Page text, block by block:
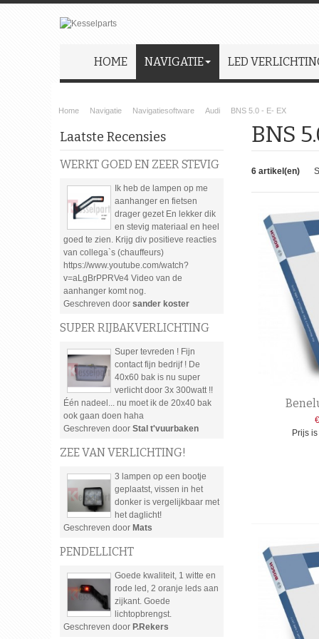
HOME NAVIGATIE LED
Home Navigatie Navigatiesoftware Audi BNS 5.0 - E- EX
BNS
6 artikel(en)
Prijs
Laatste Recensies
WERKT GOED EN ZEER STEVIG
Ik heb de lampen op me
aanhanger en fietsen
drager gezet En lekker dik
en stevig materiaal en heel
goed te zien. Krijg div positieve reacties
van collega`s (chauffeurs)
https://www.youtube.com/watch?
v=aLgBrPPRVe4 Video van de
aanhanger komt nog.
Geschreven door sander koster
SUPER RIJBAKVERLICHTING
Super tevreden ! Fijn
contact fijn bedrijf ! De
40x60 bak is nu super
verlicht door 3x 300watt !!
Één nadeel... nu moet ik de 20x40 bak
ook gaan doen haha
Geschreven door Stal t'vuurbaken
ZEE VAN VERLICHTING!
3 lampen op een bootje
geplaatst, vissen in het
donker is vergelijkbaar met
het daglicht!
Geschreven door Mats
PENDELLICHT
Goede kwaliteit, 1 witte en
rode led, 2 oranje leds aan
zijkant. Goede
lichtopbrengst.
Geschreven door P.Rekers